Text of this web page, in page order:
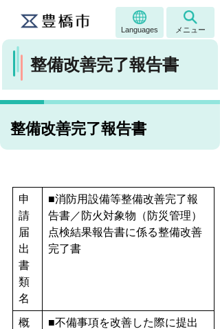
Languages メニュー
整備改善完了報告書
整備改善完了報告書
申
請
届
出
書
類
名
■消防用設備等整備改善完了報
告書／防火対象物（防災管理）
点検結果報告書に係る整備改善
完了書
概
■不備事項を改善した際に提出